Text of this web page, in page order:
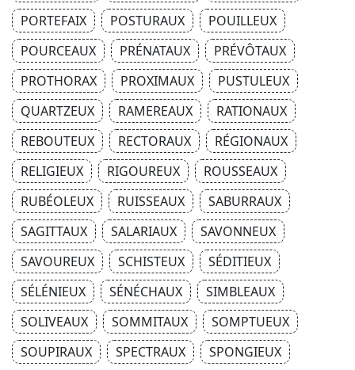
PORTEFAIX
POSTURAUX
POUILLEUX
POURCEAUX
PRÉNATAUX
PRÉVÔTAUX
PROTHORAX
PROXIMAUX
PUSTULEUX
QUARTZEUX
RAMEREAUX
RATIONAUX
REBOUTEUX
RECTORAUX
RÉGIONAUX
RELIGIEUX
RIGOUREUX
ROUSSEAUX
RUBÉOLEUX
RUISSEAUX
SABURRAUX
SAGITTAUX
SALARIAUX
SAVONNEUX
SAVOUREUX
SCHISTEUX
SÉDITIEUX
SÉLÉNIEUX
SÉNÉCHAUX
SIMBLEAUX
SOLIVEAUX
SOMMITAUX
SOMPTUEUX
SOUPIRAUX
SPECTRAUX
SPONGIEUX